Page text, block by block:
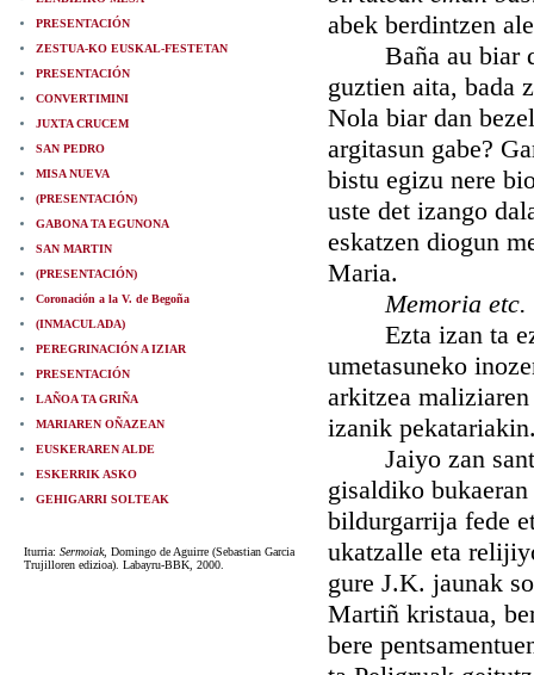
PRESENTACIÓN
ZESTUA-KO EUSKAL-FESTETAN
PRESENTACIÓN
CONVERTIMINI
JUXTA CRUCEM
SAN PEDRO
MISA NUEVA
(PRESENTACIÓN)
GABONA TA EGUNONA
SAN MARTIN
(PRESENTACIÓN)
Coronación a la V. de Begoña
(INMACULADA)
PEREGRINACIÓN A IZIAR
PRESENTACIÓN
LAÑOA TA GRIÑA
MARIAREN OÑAZEAN
EUSKERAREN ALDE
ESKERRIK ASKO
GEHIGARRI SOLTEAK
Iturria: Sermoiak, Domingo de Aguirre (Sebastian Garcia
Trujilloren edizioa). Labayru-BBK, 2000.
abek berdintzen
Baña au biar
guztien aita, bada
Nola biar dan
argitasun gabe?
bistu egizu nere
uste det izango
eskatzen diogun
Maria.
Memoria etc.
Ezta izan ta
umetasuneko
arkitzea
izanik
Jaiyo zan santu
gisaldiko
bildurgarrija fede
ukatzalle eta
gure J.K. jaunak
Martiñ kristaua,
bere